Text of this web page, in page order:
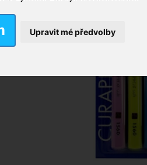
Upravit mé předvolby
plavky,Dámské